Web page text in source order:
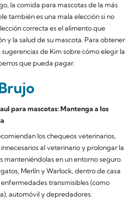
la comida para mascotas de la más
también es una mala elección si no
correcta es el alimento que
y la salud de su mascota. Para obtener
sugerencias de Kim sobre cómo elegir la
que pueda pagar.
para mascotas: Mantenga a los
los chequeos veterinarios,
al veterinario y prolongar la
manteniéndolas en un entorno seguro.
Merlín y Warlock, dentro de casa
transmisibles (como
automóvil y depredadores.